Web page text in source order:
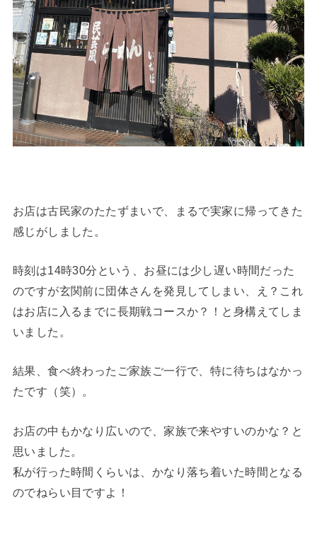
お店は古民家のたたずまいで、まるで実家に帰ってきた
感じがしました。
時刻は14時30分という、お昼には少し遅い時間だった
のですが玄関前に団体さんを発見してしまい、え？これ
はお店に入るまでに長期戦コースか？！と身構えてしま
いました。
結果、食べ終わったご家族ご一行で、特に待ちはなかっ
たです（笑）。
お店の中もかなり広いので、家族で来やすいのかな？と
思いました。
私が行った時間くらいは、かなり落ち着いた時間となる
のでねらい目ですよ！